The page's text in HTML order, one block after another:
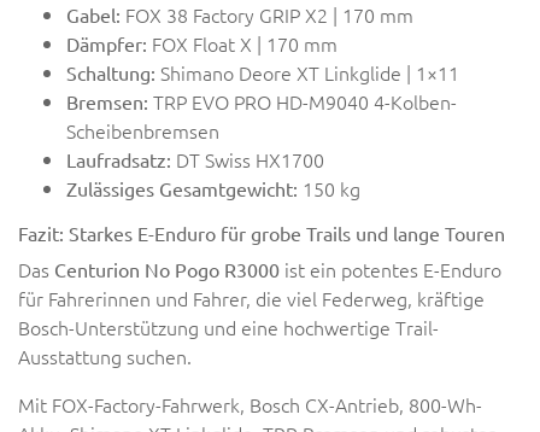
Gabel: FOX 38 Factory GRIP X2 | 170 mm
Dämpfer: FOX Float X | 170 mm
Schaltung: Shimano Deore XT Linkglide | 1×11
Bremsen: TRP EVO PRO HD-M9040 4-Kolben-
Scheibenbremsen
Laufradsatz: DT Swiss HX1700
Zulässiges Gesamtgewicht: 150 kg
Fazit: Starkes E-Enduro für grobe Trails und lange Touren
Das Centurion No Pogo R3000 ist ein potentes E-Enduro
für Fahrerinnen und Fahrer, die viel Federweg, kräftige
Bosch-Unterstützung und eine hochwertige Trail-
Ausstattung suchen.
Mit FOX-Factory-Fahrwerk, Bosch CX-Antrieb, 800-Wh-